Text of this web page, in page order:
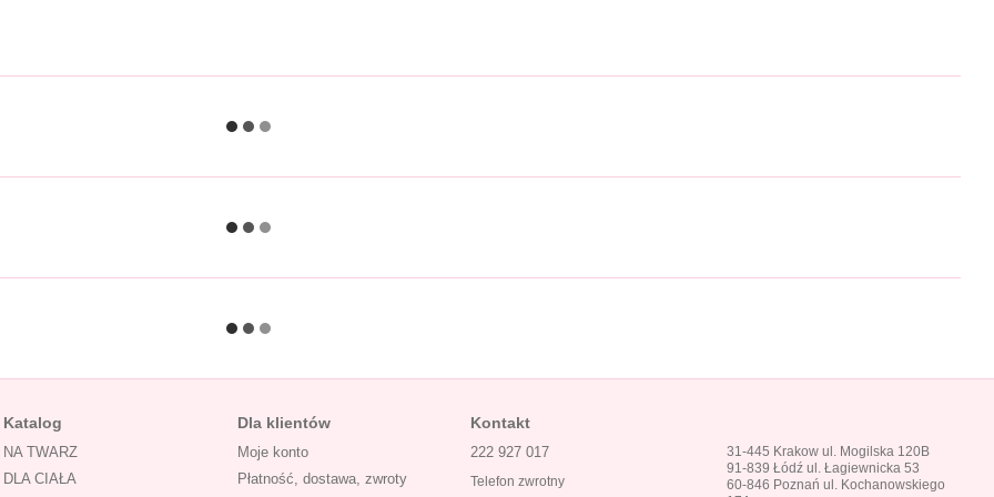
Katalog
NA TWARZ
DLA CIAŁA
Dla klientów
Moje konto
Płatność, dostawa, zwroty
Kontakt
222 927 017
Telefon zwrotny
31-445 Krakow ul. Mogilska 120B
91-839 Łódź ul. Łagiewnicka 53
60-846 Poznań ul. Kochanowskiego